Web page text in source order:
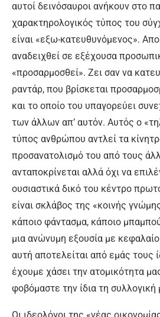
αυτοί δεινόσαυροι ανήκουν στο
χαρακτηρολογικός τύπος του
είναι «εξω-κατευθυνόμενος».
αναδειχθεί σε εξέχουσα
«προσαρμοσθεί». Ζει σαν να
ραντάρ, που βρίσκεται
και το οποίο του υπαγορεύει
των άλλων απ’ αυτόν. Αυτός ο
τύπος ανθρώπου αντλεί τα
προσανατολισμό του από τους
ανταποκρίνεται αλλά όχι να
ουσιαστικά δικό του κέντρο
είναι σκλάβος της «κοινής
κάποιο φάντασμα, κάποιο
μια ανώνυμη εξουσία με
αυτή αποτελείται από εμάς τους
έχουμε χάσει την ατομικότητα
φοβόμαστε την ίδια τη συλλογική